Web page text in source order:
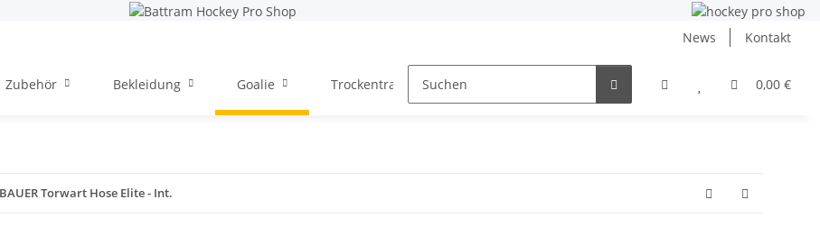
News Kontakt
0,00 €
Zubehör Bekleidung Goalie Trockentraining NHL und DEB Angebote
BAUER Torwart Hose Elite - Int.